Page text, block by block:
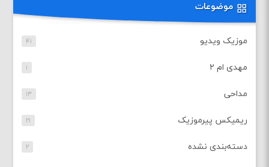
موضوعات
موزیک ویدیو ۴۱
مهدی ام ۲ ۱
مداحی ۱۳
ریمیکس پیرموزیک ۲۱
دسته‌بندی نشده ۲